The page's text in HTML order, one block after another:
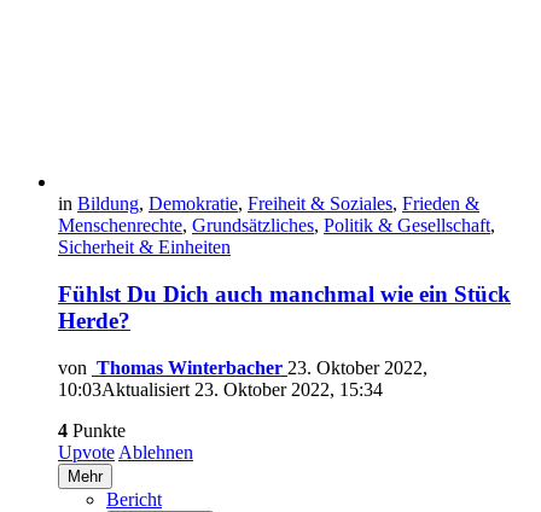
in Bildung, Demokratie, Freiheit & Soziales, Frieden &
Menschenrechte, Grundsätzliches, Politik & Gesellschaft,
Sicherheit & Einheiten
Fühlst Du Dich auch manchmal wie ein Stück
Herde?
von Thomas Winterbacher 23. Oktober 2022,
10:03Aktualisiert 23. Oktober 2022, 15:34
4 Punkte
Upvote Ablehnen
Mehr
Bericht